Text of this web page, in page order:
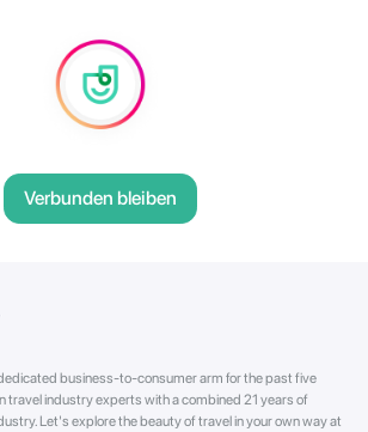
Verbunden bleiben
business-to-consumer arm for the past five
travel industry experts with a combined 21 years of
Let's explore the beauty of travel in your own way at